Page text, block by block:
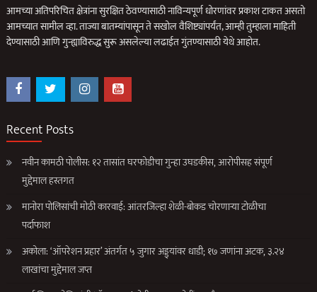
आमच्या अतिपरिचित क्षेत्रांना सुरक्षित ठेवण्यासाठी नाविन्यपूर्ण धोरणांवर प्रकाश टाकत असतो
आमच्यात सामील व्हा. ताज्या बातम्यांपासून ते सखोल वैशिष्ट्यांपर्यंत, आम्ही तुम्हाला माहिती
देण्यासाठी आणि गुन्ह्याविरुद्ध सुरू असलेल्या लढाईत गुंतण्यासाठी येथे आहोत.
Recent Posts
नवीन कामठी पोलीस: १२ तासांत घरफोडीचा गुन्हा उघडकीस, आरोपीसह संपूर्ण
मुद्देमाल हस्तगत
मानोरा पोलिसांची मोठी कारवाई: आंतरजिल्हा शेळी-बोकड चोरणाऱ्या टोळीचा
पर्दाफाश
अकोला: ‘ऑपरेशन प्रहार’ अंतर्गत ५ जुगार अड्ड्यांवर धाडी; १७ जणांना अटक, ३.२४
लाखांचा मुद्देमाल जप्त